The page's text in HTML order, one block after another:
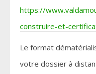
https://
construire-et-
Le format
votre dossier à